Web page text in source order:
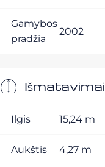
Gamybos
pradžia
2002
Išmatavimai
Ilgis 15,24 m
Aukštis 4,27 m